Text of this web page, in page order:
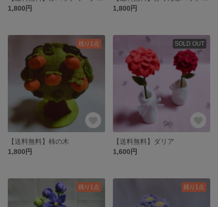
1,800円
1,800円
残り1点
【送料無料】柿の木
1,800円
SOLD OUT
【送料無料】ダリア
1,600円
残り1点 残り1点